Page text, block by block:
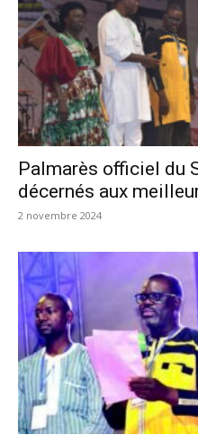
Palmarès officiel du
décernés aux
2 novembre 2024